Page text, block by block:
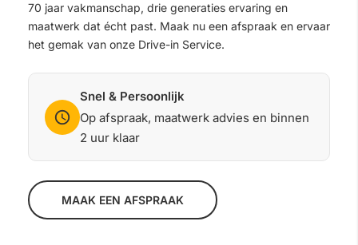
70 jaar vakmanschap, drie generaties ervaring en
maatwerk dat écht past. Maak nu een afspraak en ervaar
het gemak van onze Drive-in Service.
Snel & Persoonlijk
Op afspraak, maatwerk advies en binnen
2 uur klaar
MAAK EEN AFSPRAAK